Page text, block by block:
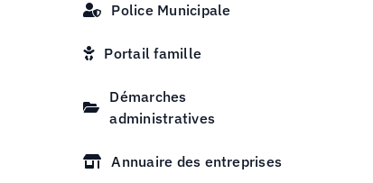
Police Municipale
Portail famille
Démarches
administratives
Annuaire des entreprises